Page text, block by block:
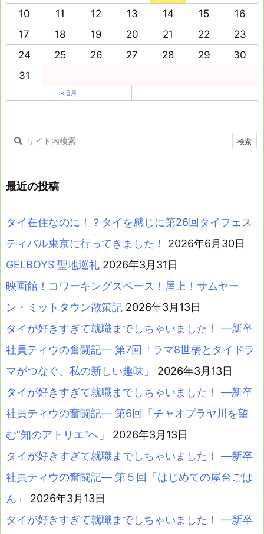
10
11 12 13 14 15
16
17
18 19 20 21 22
23
24
25 26 27 28 29
30
31
« 6月
最近の投稿
タイ在住なのに！？タイを感じに第26回タイフェス
ティバル東京に行ってきました！
2026年6月30日
GELBOYS 聖地巡礼 2026年3月31日
映画館！コワーキングスペース！屋上！サムヤー
ン・ミットタウン散策記 2026年3月13日
タイが好きすぎて就職までしちゃいました！ ―新卒
社員ティウの奮闘記― 第7回「ラマ8世橋とタイドラ
マがつなぐ、私の新しい趣味」
2026年3月13日
タイが好きすぎて就職までしちゃいました！ ―新卒
社員ティウの奮闘記― 第6回「チャオプラヤ川を望
む“知のアトリエ”へ」
2026年3月13日
タイが好きすぎて就職までしちゃいました！ ―新卒
社員ティウの奮闘記― 第５回「はじめての屋台ごは
ん」
2026年3月13日
タイが好きすぎて就職までしちゃいました！ ―新卒